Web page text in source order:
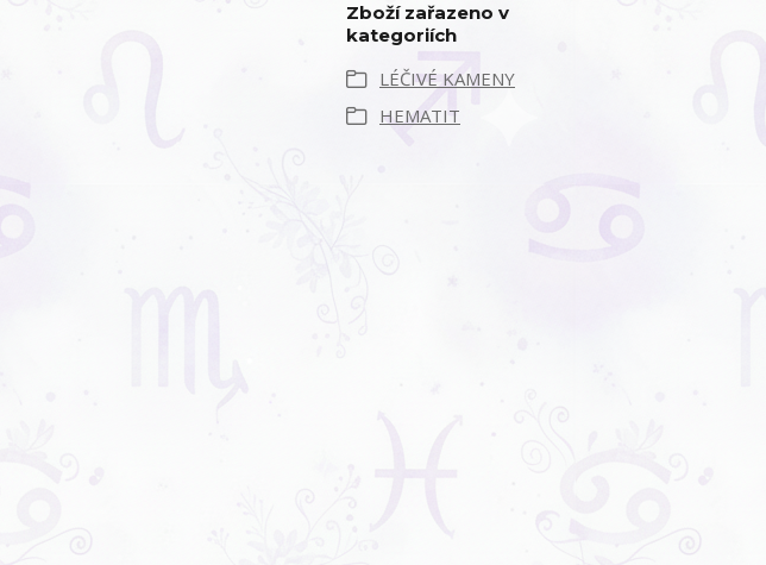
Zboží zařazeno v
kategoriích
LÉČIVÉ KAMENY
HEMATIT